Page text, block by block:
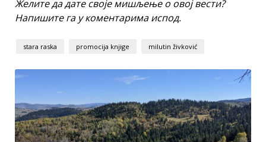
Желите да дате своје мишљење о овој вести?
Напишите га у коментарима испод.
stara raska promocija knjige milutin živković